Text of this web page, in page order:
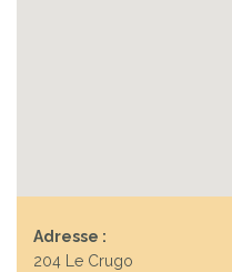
Adresse :
204 Le Crugo